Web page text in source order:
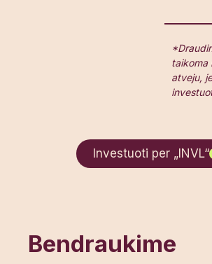
taikoma
atveju,
Investuoti per „INVL“
Bendraukime